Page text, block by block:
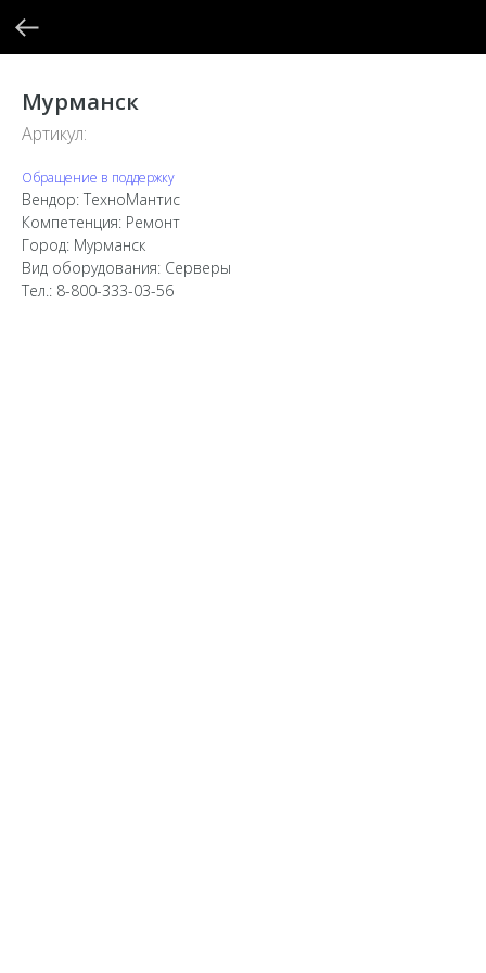
Мурманск
Артикул:
Обращение в поддержку
Вендор: ТехноМантис
Компетенция: Ремонт
Город: Мурманск
Вид оборудования: Серверы
Тел.: 8-800-333-03-56